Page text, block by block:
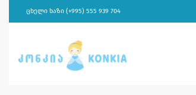
ცხელი ხაზი (+995) 555 939 704